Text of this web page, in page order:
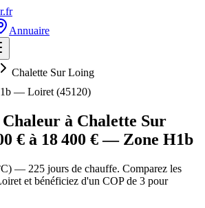
.fr
Annuaire
Chalette Sur Loing
— Loiret (45120)
à Chalette Sur
€ à 18 400 € — Zone H1b
— 225 jours de chauffe. Comparez les
et bénéficiez d'un COP de 3 pour